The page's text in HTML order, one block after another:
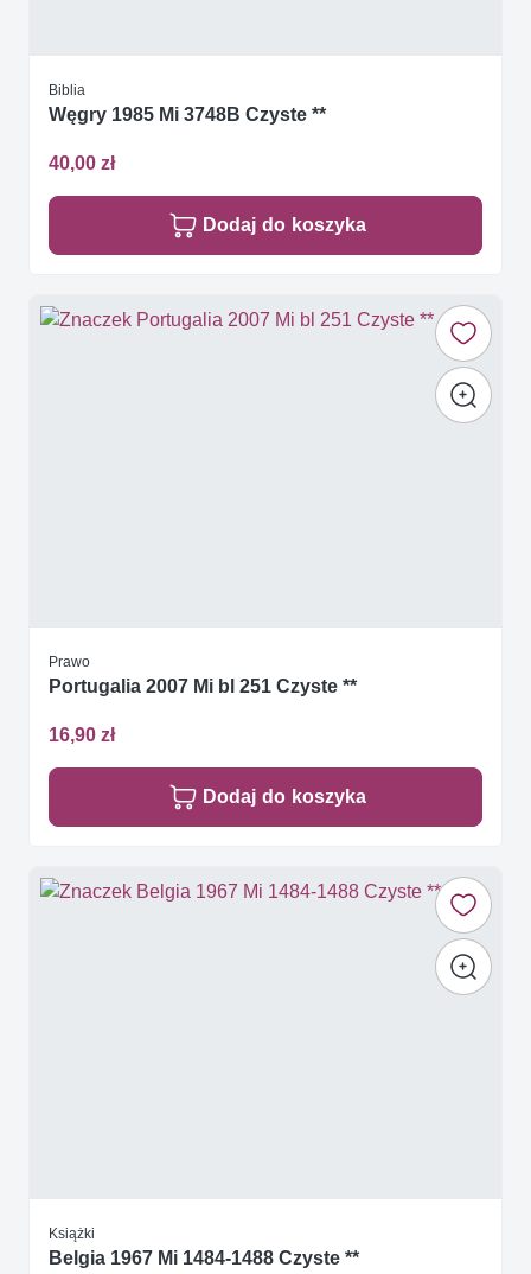
Biblia
Węgry 1985 Mi 3748B Czyste **
40,00 zł
Dodaj do koszyka
Prawo
Portugalia 2007 Mi bl 251 Czyste **
16,90 zł
Dodaj do koszyka
Książki
Belgia 1967 Mi 1484-1488 Czyste **